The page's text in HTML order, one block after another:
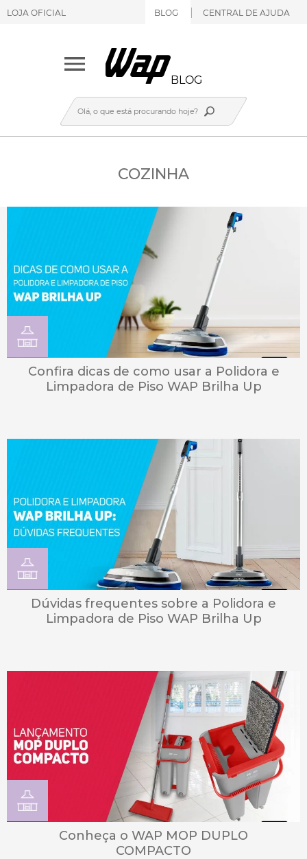
LOJA OFICIAL BLOG CENTRAL DE AJUDA
BLOG
COZINHA
Confira dicas de como usar a Polidora e
Limpadora de Piso WAP Brilha Up
Dúvidas frequentes sobre a Polidora e
Limpadora de Piso WAP Brilha Up
Conheça o WAP MOP DUPLO
COMPACTO